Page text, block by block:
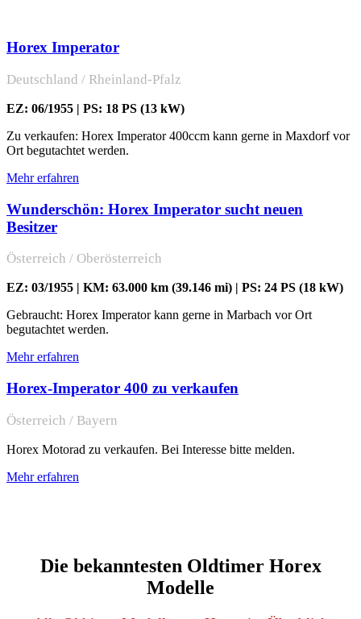
Horex Imperator
Deutschland / Rheinland-Pfalz
EZ: 06/1955 | PS: 18 PS (13 kW)
Zu verkaufen: Horex Imperator 400ccm kann gerne in Maxdorf vor
Ort begutachtet werden.
Mehr erfahren
Wunderschön: Horex Imperator sucht neuen
Besitzer
Österreich / Oberösterreich
EZ: 03/1955 | KM: 63.000 km (39.146 mi) | PS: 24 PS (18 kW)
Gebraucht: Horex Imperator kann gerne in Marbach vor Ort
begutachtet werden.
Mehr erfahren
Horex-Imperator 400 zu verkaufen
Österreich / Bayern
Horex Motorad zu verkaufen. Bei Interesse bitte melden.
Mehr erfahren
Die bekanntesten Oldtimer Horex
Modelle